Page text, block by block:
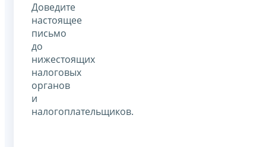
Доведите
настоящее
письмо
до
нижестоящих
налоговых
органов
и
налогоплательщиков.